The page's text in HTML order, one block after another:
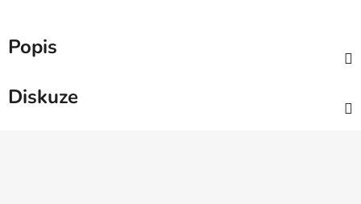
Popis
Diskuze